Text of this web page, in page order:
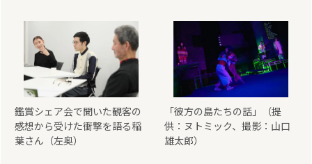
鑑賞シェア会で聞いた観客の
感想から受けた衝撃を語る稲
葉さん（左奥）
「彼方の島たちの話」（提
供：ヌトミック、撮影：山口
雄太郎）